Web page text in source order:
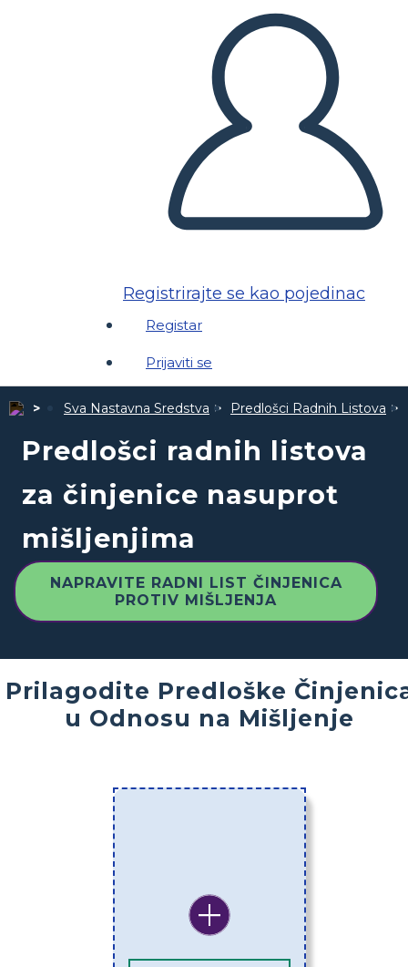
Registrirajte se kao pojedinac
Registar
Prijaviti se
Sva Nastavna Sredstva Predlošci Radnih Listova
Predlošci radnih listova
za činjenice nasuprot
mišljenjima
NAPRAVITE RADNI LIST ČINJENICA
PROTIV MIŠLJENJA
Prilagodite Predloške
u Odnosu na Mišljenje